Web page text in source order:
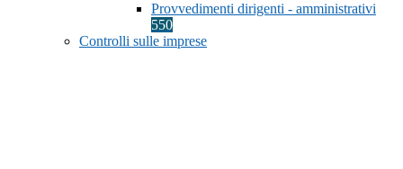
Provvedimenti dirigenti - amministrativi
550
Controlli sulle imprese